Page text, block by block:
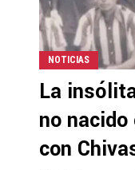
NOTICIAS
La
no
con